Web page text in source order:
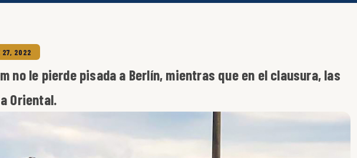
27, 2022
no le pierde pisada a Berlín, mientras que en el clausura, las
Oriental.